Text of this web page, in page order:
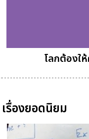
โลกต้องใ
เรื่องยอดนิยม